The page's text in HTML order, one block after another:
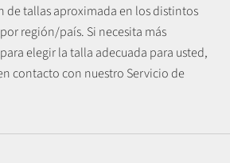
de tallas aproximada en los distintos
región/país. Si necesita más
elegir la talla adecuada para usted,
contacto con nuestro Servicio de